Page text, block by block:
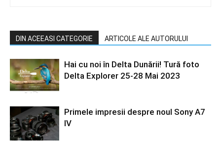
DIN ACEEASI CATEGORIE ARTICOLE ALE AUTORULUI
Hai cu noi în Delta Dunării! Tură foto
Delta Explorer 25-28 Mai 2023
Primele impresii despre noul Sony A7
IV